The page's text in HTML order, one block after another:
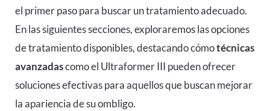
el primer paso para buscar un tratamiento adecuado.
En las siguientes secciones, exploraremos las opciones
de tratamiento disponibles, destacando cómotécnicas
avanzadascomo el Ultraformer III pueden ofrecer
soluciones efectivas para aquellos que buscan mejorar
la apariencia de su ombligo.